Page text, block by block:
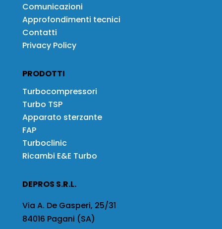
Comunicazioni
Approfondimenti tecnici
Contatti
Privacy Policy
PRODOTTI
Turbocompressori
Turbo TSP
Apparato sterzante
FAP
Turboclinic
Ricambi E&E Turbo
DEPROS S.R.L.
Via A. De Gasperi, 25/31
84016 Pagani (SA)